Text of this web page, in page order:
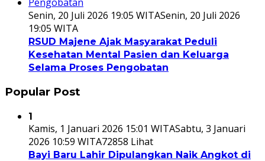
Senin, 20 Juli 2026 19:05 WITASenin, 20 Juli 2026
19:05 WITA
RSUD Majene Ajak Masyarakat Peduli
Kesehatan Mental Pasien dan Keluarga
Selama Proses Pengobatan
Popular Post
1
Kamis, 1 Januari 2026 15:01 WITASabtu, 3 Januari
2026 10:59 WITA72858 Lihat
Bayi Baru Lahir Dipulangkan Naik Angkot di